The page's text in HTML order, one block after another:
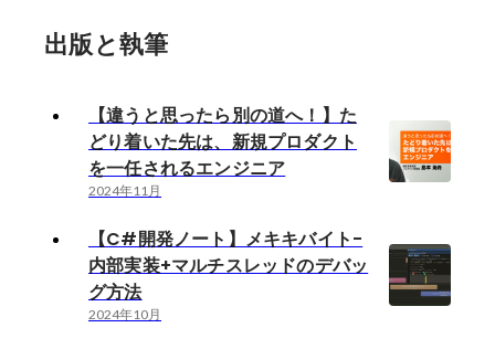
出版と執筆
【違うと思ったら別の道へ！】た
どり着いた先は、新規プロダクト
を一任されるエンジニア
2024年11月
【C#開発ノート】メキキバイト-
内部実装+マルチスレッドのデバッ
グ方法
2024年10月